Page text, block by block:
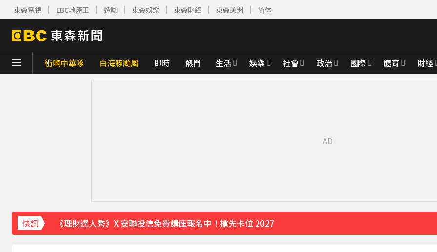
東森電視 EBC地產王 造咖 東森娛樂 東森財經 東森美洲 简体
衝啊中華隊 白海豚颱風 即時 熱門 生活 娛樂 社會 政治 國際 體育 財經
快訊
《理財達人秀》X 安聯投信免費講座報名中！搶先卡位 2027
15年摯愛離世！唐綺陽頭七驚見「驚人畫面」感動喊：真不是蓋的
39分鐘前